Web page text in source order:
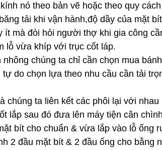
nó theo bản vẽ hoặc theo quy
tải khi vận hành,độ dầy của mặt
ít mà đòi hỏi người thợ khi gia công
lỗ vừa khíp với trục cốt láp.
chúng ta chỉ cần chọn mua
do chọn lựa theo nhu cầu cần tải
chúng ta liên kết các phôi lại với
lắp sau đó đưa lên máy tiện cân
bít cho chuẩn & vừa lắp vào lỗ ống
2 đầu mặt bít & 2 đầu ống cho bằng